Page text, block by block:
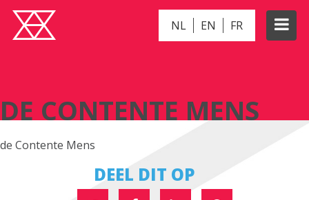
NL EN FR
DE CONTENTE MENS
de Contente Mens
DEEL DIT OP